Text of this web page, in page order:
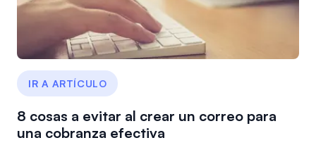
IR A ARTÍCULO
8 cosas a evitar al crear un correo para
una cobranza efectiva